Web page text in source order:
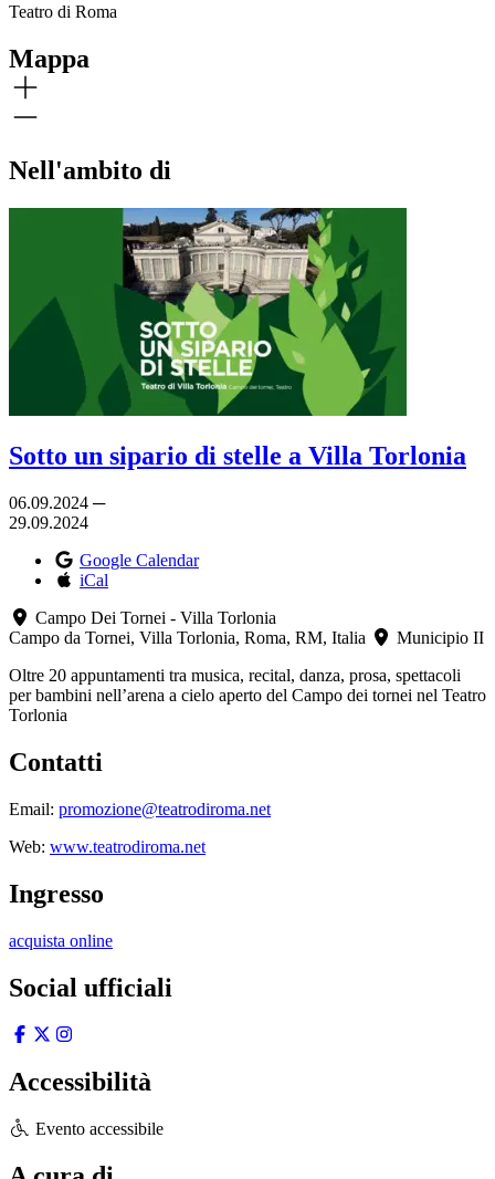
Teatro di Roma
Mappa
Nell'ambito di
Sotto un sipario di stelle a Villa Torlonia
06.09.2024 ─
29.09.2024
Google Calendar
iCal
Campo Dei Tornei - Villa Torlonia
Campo da Tornei, Villa Torlonia, Roma, RM, Italia
Municipio II
Oltre 20 appuntamenti tra musica, recital, danza, prosa, spettacoli
per bambini nell’arena a cielo aperto del Campo dei tornei nel Teatro
Torlonia
Contatti
Email: promozione@teatrodiroma.net
Web: www.teatrodiroma.net
Ingresso
acquista online
Social ufficiali
Accessibilità
Evento accessibile